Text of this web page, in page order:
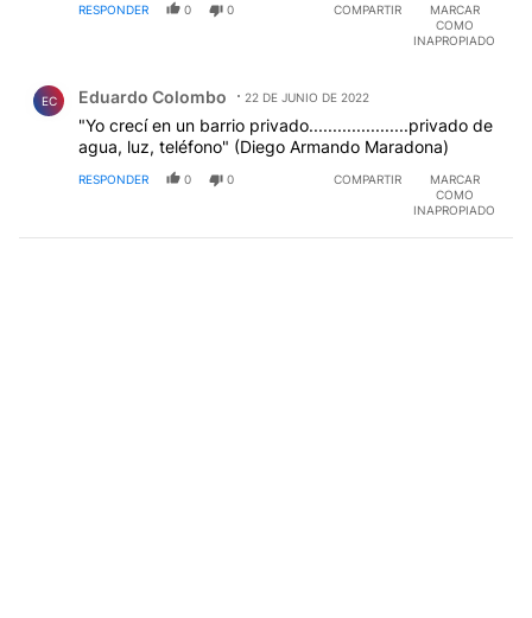
RESPONDER 0 0 COMPARTIR
MARCAR
COMO
INAPROPIADO
EC Eduardo Colombo 22 DE JUNIO DE 2022
"Yo crecí en un barrio privado.....................privado de
agua, luz, teléfono" (Diego Armando Maradona)
RESPONDER 0 0 COMPARTIR
MARCAR
COMO
INAPROPIADO